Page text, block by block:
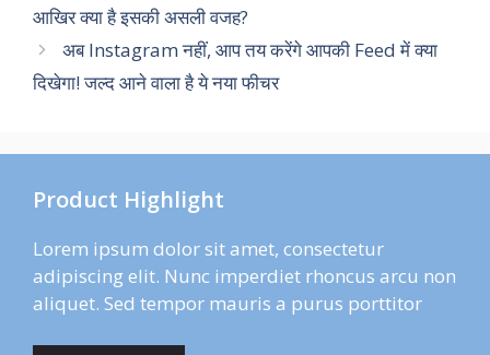
आखिर क्या है इसकी असली वजह?
अब Instagram नहीं, आप तय करेंगे आपकी Feed में क्या
दिखेगा! जल्द आने वाला है ये नया फीचर
Product Highlight
Lorem ipsum dolor sit amet, consectetur
adipiscing elit. Nunc imperdiet rhoncus arcu non
aliquet. Sed tempor mauris a purus porttitor